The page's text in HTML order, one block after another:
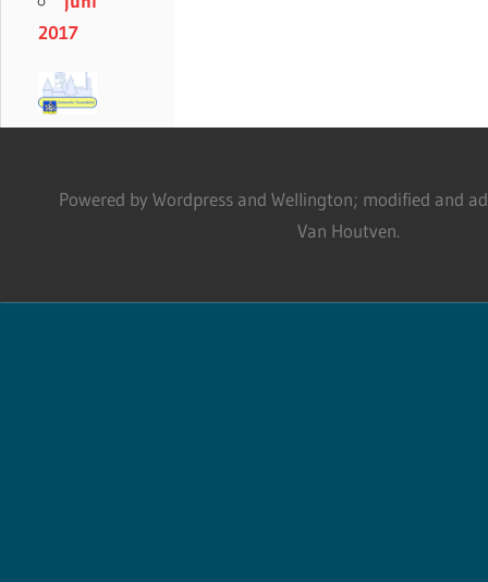
2017
Powered by Wordpress and Wellington; modified and
Van Houtven.